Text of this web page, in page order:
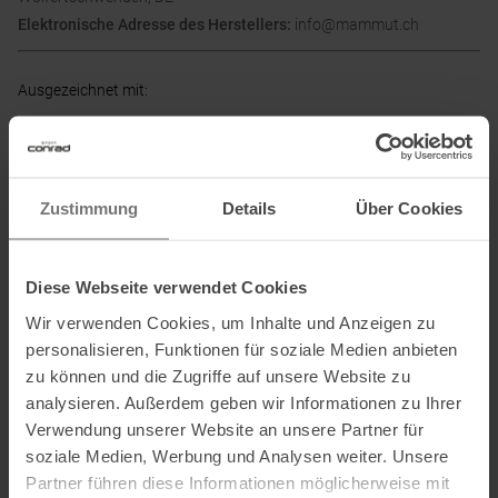
Zustimmung Details Über Cookies
Diese Webseite verwendet Cookies
Wir verwenden Cookies, um Inhalte und Anzeigen zu
personalisieren, Funktionen für soziale Medien anbieten
zu können und die Zugriffe auf unsere Website zu
analysieren. Außerdem geben wir Informationen zu Ihrer
Verwendung unserer Website an unsere Partner für
soziale Medien, Werbung und Analysen weiter. Unsere
Partner führen diese Informationen möglicherweise mit
Elektronische Adresse des Herstellers: info@mammut.ch
Ausgezeichnet mit:
Partner von:
TÜV autorisierter Markenpartner
PRODUKTEIGENSCHAFTEN: